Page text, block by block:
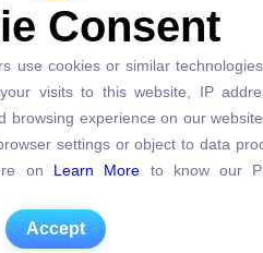
Consent
visits to this website, IP
browsing experience on our
settings or object to data
on
Learn More
to know our
Accept
Consent
use cookies or similar
visits to this website, IP
browsing experience on our
settings or object to data
on Learn More to know our
Accept